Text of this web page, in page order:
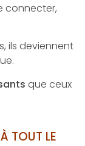
connecter,
ils deviennent
que ceux
TOUT LE